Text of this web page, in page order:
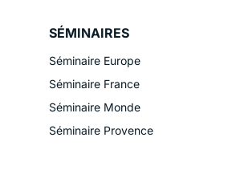
SÉMINAIRES
Séminaire Europe
Séminaire France
Séminaire Monde
Séminaire Provence